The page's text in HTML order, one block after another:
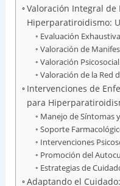
Valoración Integral de
Hiperparatiroidismo:
Evaluación
Valoración de
Valoración
Valoración de la Red
Intervenciones de
para
Manejo de Síntomas
Soporte
Intervenciones
Promoción del
Estrategias de
Adaptando el